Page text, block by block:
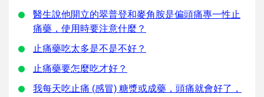
醫生說他開立的翠普登和麥角胺是偏頭痛專一性止
痛藥，使用時要注意什麼？
止痛藥吃太多是不是不好？
止痛藥要怎麼吃才好？
我每天吃止痛 (感冒) 糖漿或成藥，頭痛就會好了，